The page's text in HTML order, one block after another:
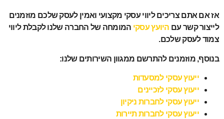
אז אם אתם צריכים ליווי עסקי מקצועי ואמין לעסק שלכם מוזמנים
לייצור קשר עם היועץ עסקי המומחה של החברה שלנו לקבלת ליווי
צמוד לעסק שלכם.
בנוסף, מוזמנים להתרשם ממגוון השירותים שלנו:
ייעוץ עסקי למסעדות
ייעוץ עסקי לזכיינים
ייעוץ עסקי לחברות ניקיון
ייעוץ עסקי לחברות תיירות